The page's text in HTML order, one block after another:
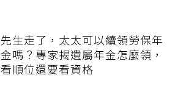
先生走了，太太可以續領勞保年
金嗎？專家揭遺屬年金怎麼領，
看順位還要看資格